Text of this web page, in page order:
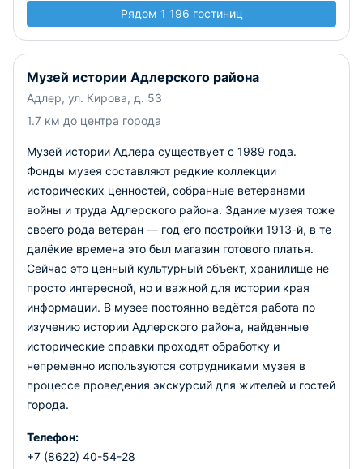
Рядом 1 196 гостиниц
Музей истории Адлерского района
Адлер, ул. Кирова, д. 53
1.7 км до центра города
Музей истории Адлера существует с 1989 года.
Фонды музея составляют редкие коллекции
исторических ценностей, собранные ветеранами
войны и труда Адлерского района. Здание музея тоже
своего рода ветеран — год его постройки 1913-й, в те
далёкие времена это был магазин готового платья.
Сейчас это ценный культурный объект, хранилище не
просто интересной, но и важной для истории края
информации. В музее постоянно ведётся работа по
изучению истории Адлерского района, найденные
исторические справки проходят обработку и
непременно используются сотрудниками музея в
процессе проведения экскурсий для жителей и гостей
города.
Телефон:
+7 (8622) 40-54-28